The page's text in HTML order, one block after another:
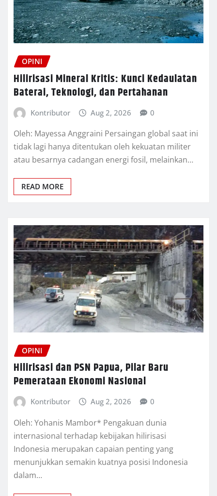
OPINI
Hilirisasi Mineral Kritis: Kunci Kedaulatan
Baterai, Teknologi, dan Pertahanan
Kontributor Aug 2, 2026 0
Oleh: Mayessa Anggraini Persaingan global saat ini
tidak lagi hanya ditentukan oleh kekuatan militer
atau besarnya cadangan energi fosil, melainkan…
READ MORE
OPINI
Hilirisasi dan PSN Papua, Pilar Baru
Pemerataan Ekonomi Nasional
Kontributor Aug 2, 2026 0
Oleh: Yohanis Mambor* Pengakuan dunia
internasional terhadap kebijakan hilirisasi
Indonesia merupakan capaian penting yang
menunjukkan semakin kuatnya posisi Indonesia
dalam…